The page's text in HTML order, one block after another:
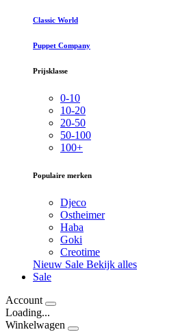
Classic World
Puppet Company
Prijsklasse
0-10
10-20
20-50
50-100
100+
Populaire merken
Djeco
Ostheimer
Haba
Goki
Creotime
Nieuw Sale Bekijk alles
Sale
Account
Loading...
Winkelwagen